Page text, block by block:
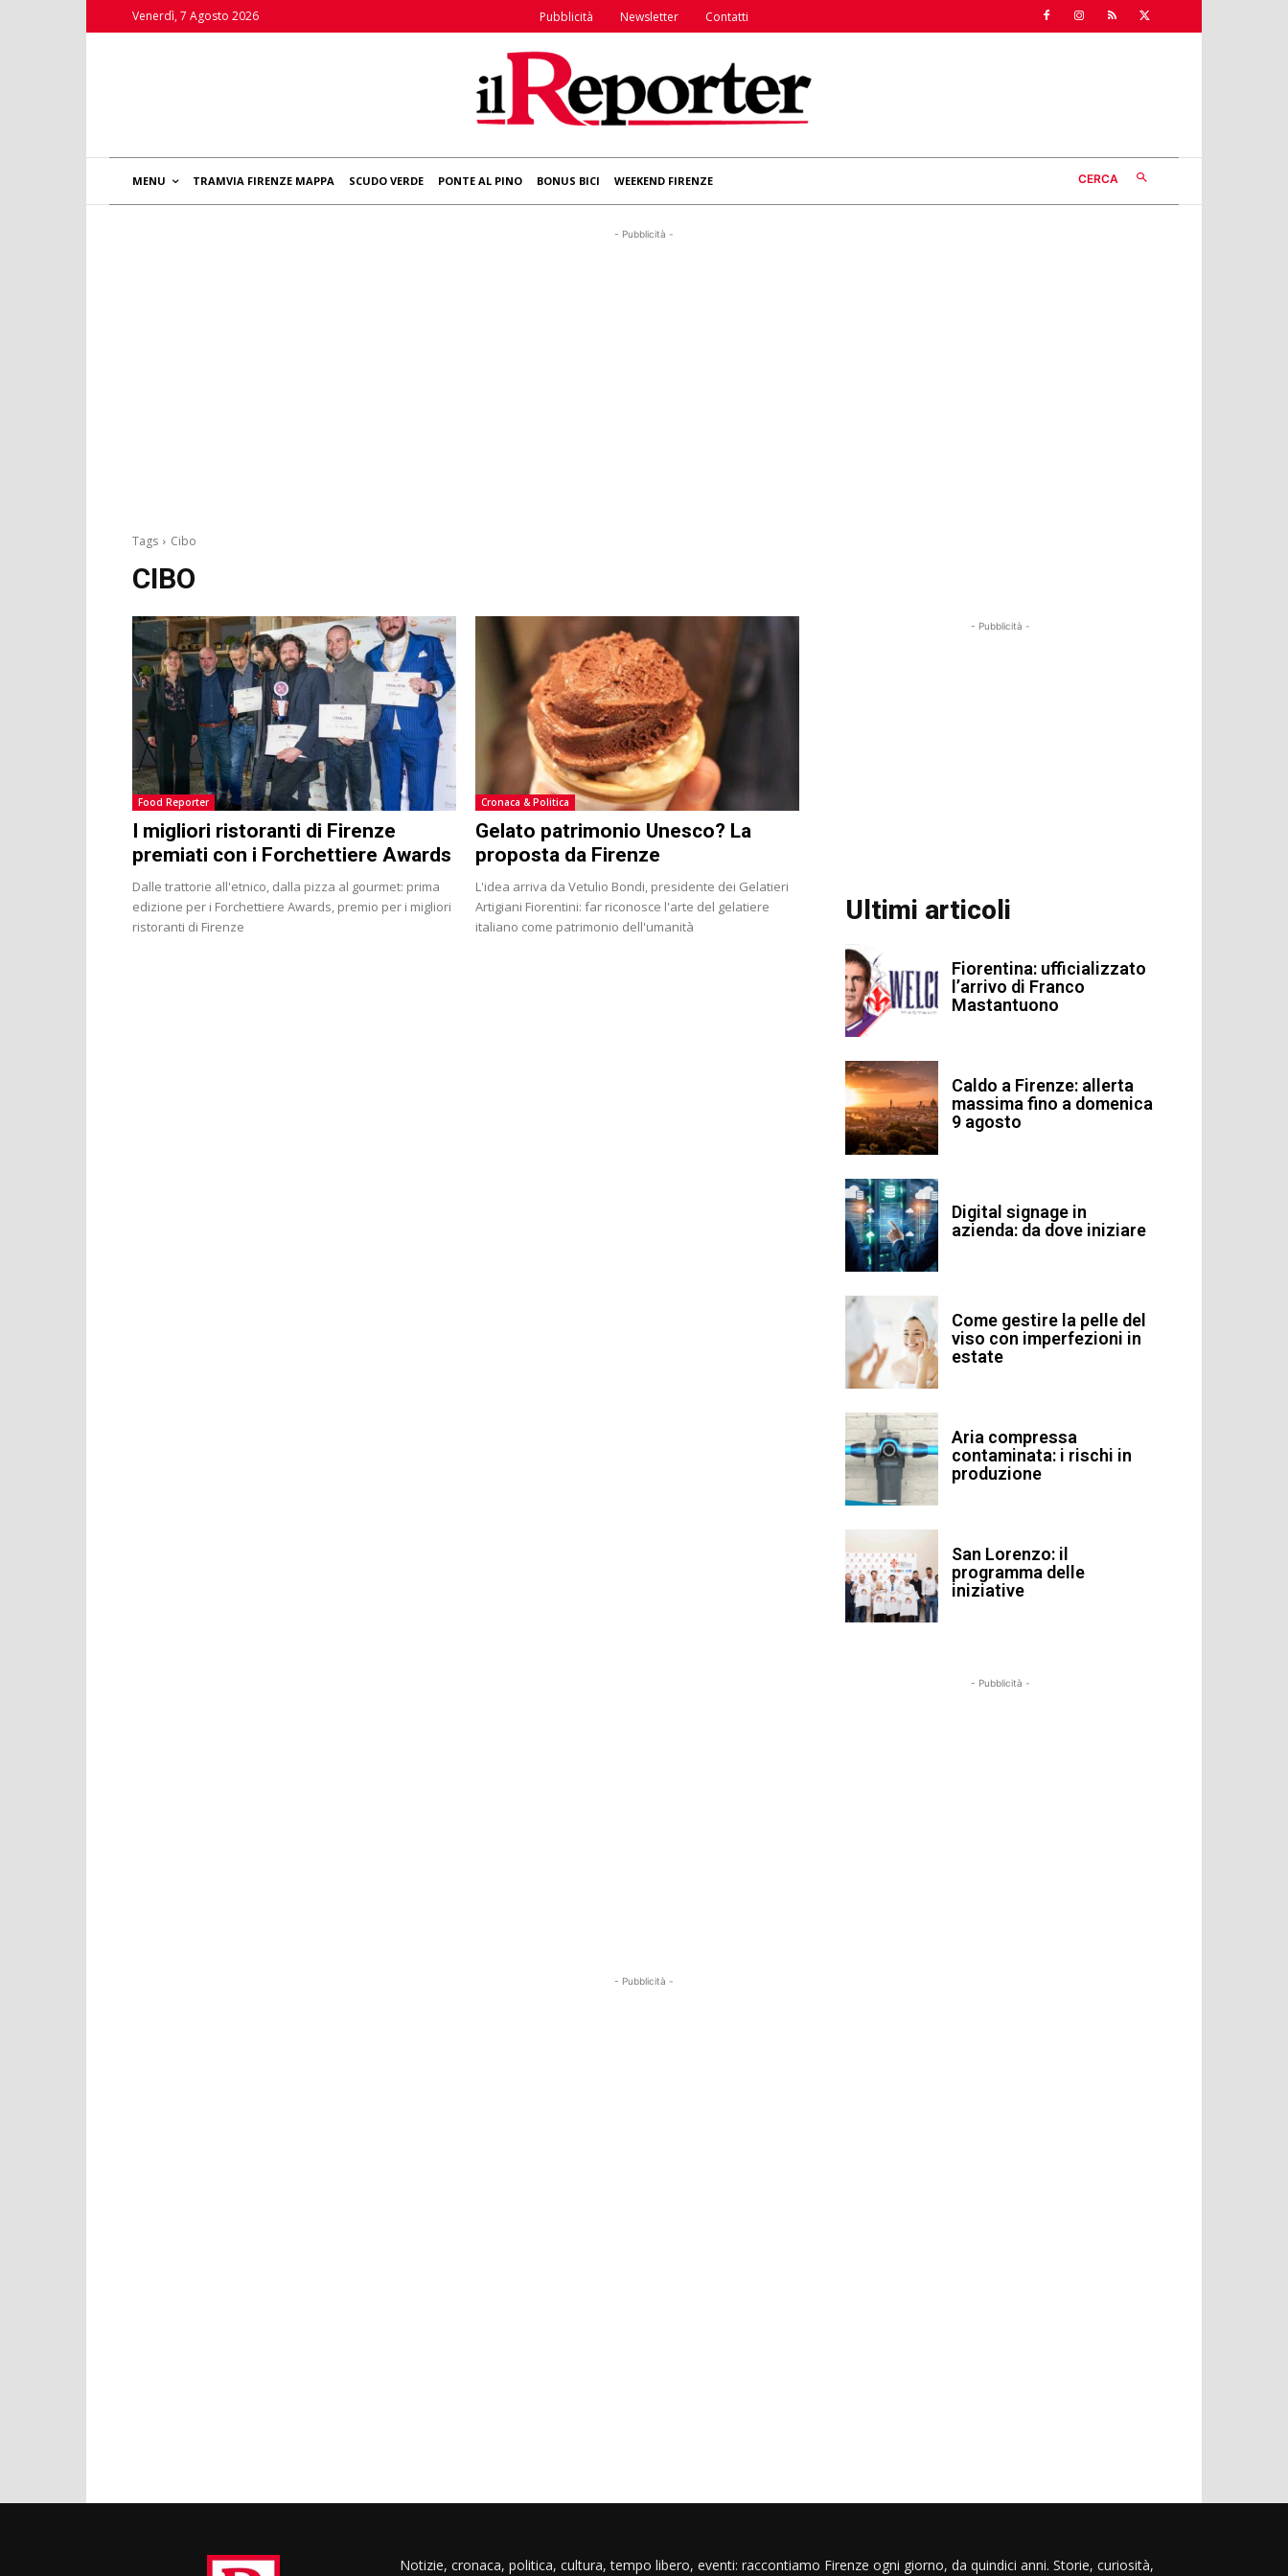
Venerdì, 7 Agosto 2026 Pubblicità Newsletter Contatti
MENU TRAMVIA FIRENZE MAPPA SCUDO VERDE PONTE AL PINO BONUS BICI WEEKEND FIRENZE CERCA
- Pubblicità -
Tags Cibo
CIBO
Food Reporter
I migliori ristoranti di Firenze
premiati con i Forchettiere Awards
Dalle trattorie all'etnico, dalla pizza al gourmet: prima
edizione per i Forchettiere Awards, premio per i migliori
ristoranti di Firenze
Cronaca & Politica
Gelato patrimonio Unesco? La
proposta da Firenze
L'idea arriva da Vetulio Bondi, presidente dei Gelatieri
Artigiani Fiorentini: far riconosce l'arte del gelatiere
italiano come patrimonio dell'umanità
- Pubblicità -
Ultimi articoli
Fiorentina: ufficializzato
l’arrivo di Franco
Mastantuono
Caldo a Firenze: allerta
massima fino a domenica
9 agosto
Digital signage in
azienda: da dove iniziare
Come gestire la pelle del
viso con imperfezioni in
estate
Aria compressa
contaminata: i rischi in
produzione
San Lorenzo: il
programma delle
iniziative
- Pubblicità -
- Pubblicità -
Notizie, cronaca, politica, cultura, tempo libero, eventi: raccontiamo Firenze ogni giorno, da quindici anni. Storie, curiosità,